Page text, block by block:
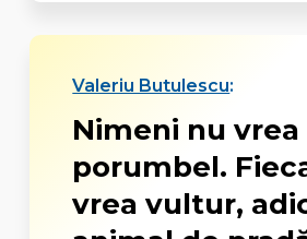
Valeriu Butulescu:
Nimeni nu vrea
porumbel.
vrea vultur,